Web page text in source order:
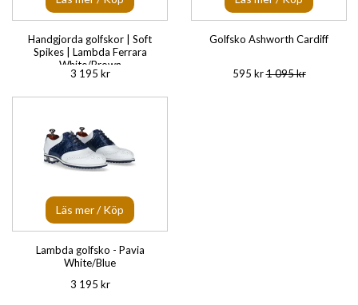
Handgjorda golfskor | Soft
Spikes | Lambda Ferrara
White/Brown
3 195 kr
Golfsko Ashworth Cardiff
595 kr1 095 kr
Läs mer / Köp
Lambda golfsko - Pavia
White/Blue
3 195 kr